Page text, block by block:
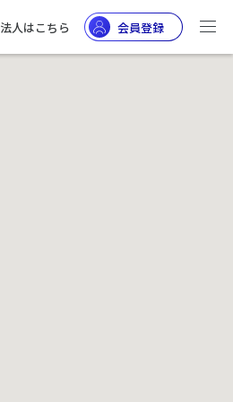
法人はこちら 会員登録